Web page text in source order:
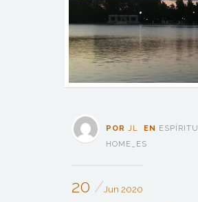
POR JL EN ESPÍRITU
HOME_ES
20 Jun 2020